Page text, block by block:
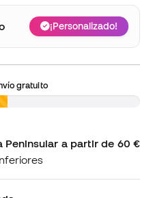
¡Personalizado!
gratuito
Peninsular a partir de 60 €